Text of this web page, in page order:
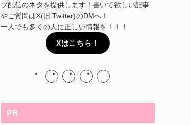
ブ配信のネタを提供します！書いて欲しい記事
やご質問はX(旧:Twitter)のDMへ！
一人でも多くの人に正しい情報を！！！
Xはこちら！
PR